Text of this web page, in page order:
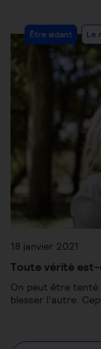
Être aidant Le
18 janvier 2021
Toute vérité est-
On peut être tenté
blesser l’autre.